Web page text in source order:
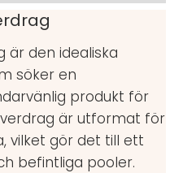
är den idealiska
söker en
produkt för
är utformat för
vilket gör det till ett
befintliga pooler.